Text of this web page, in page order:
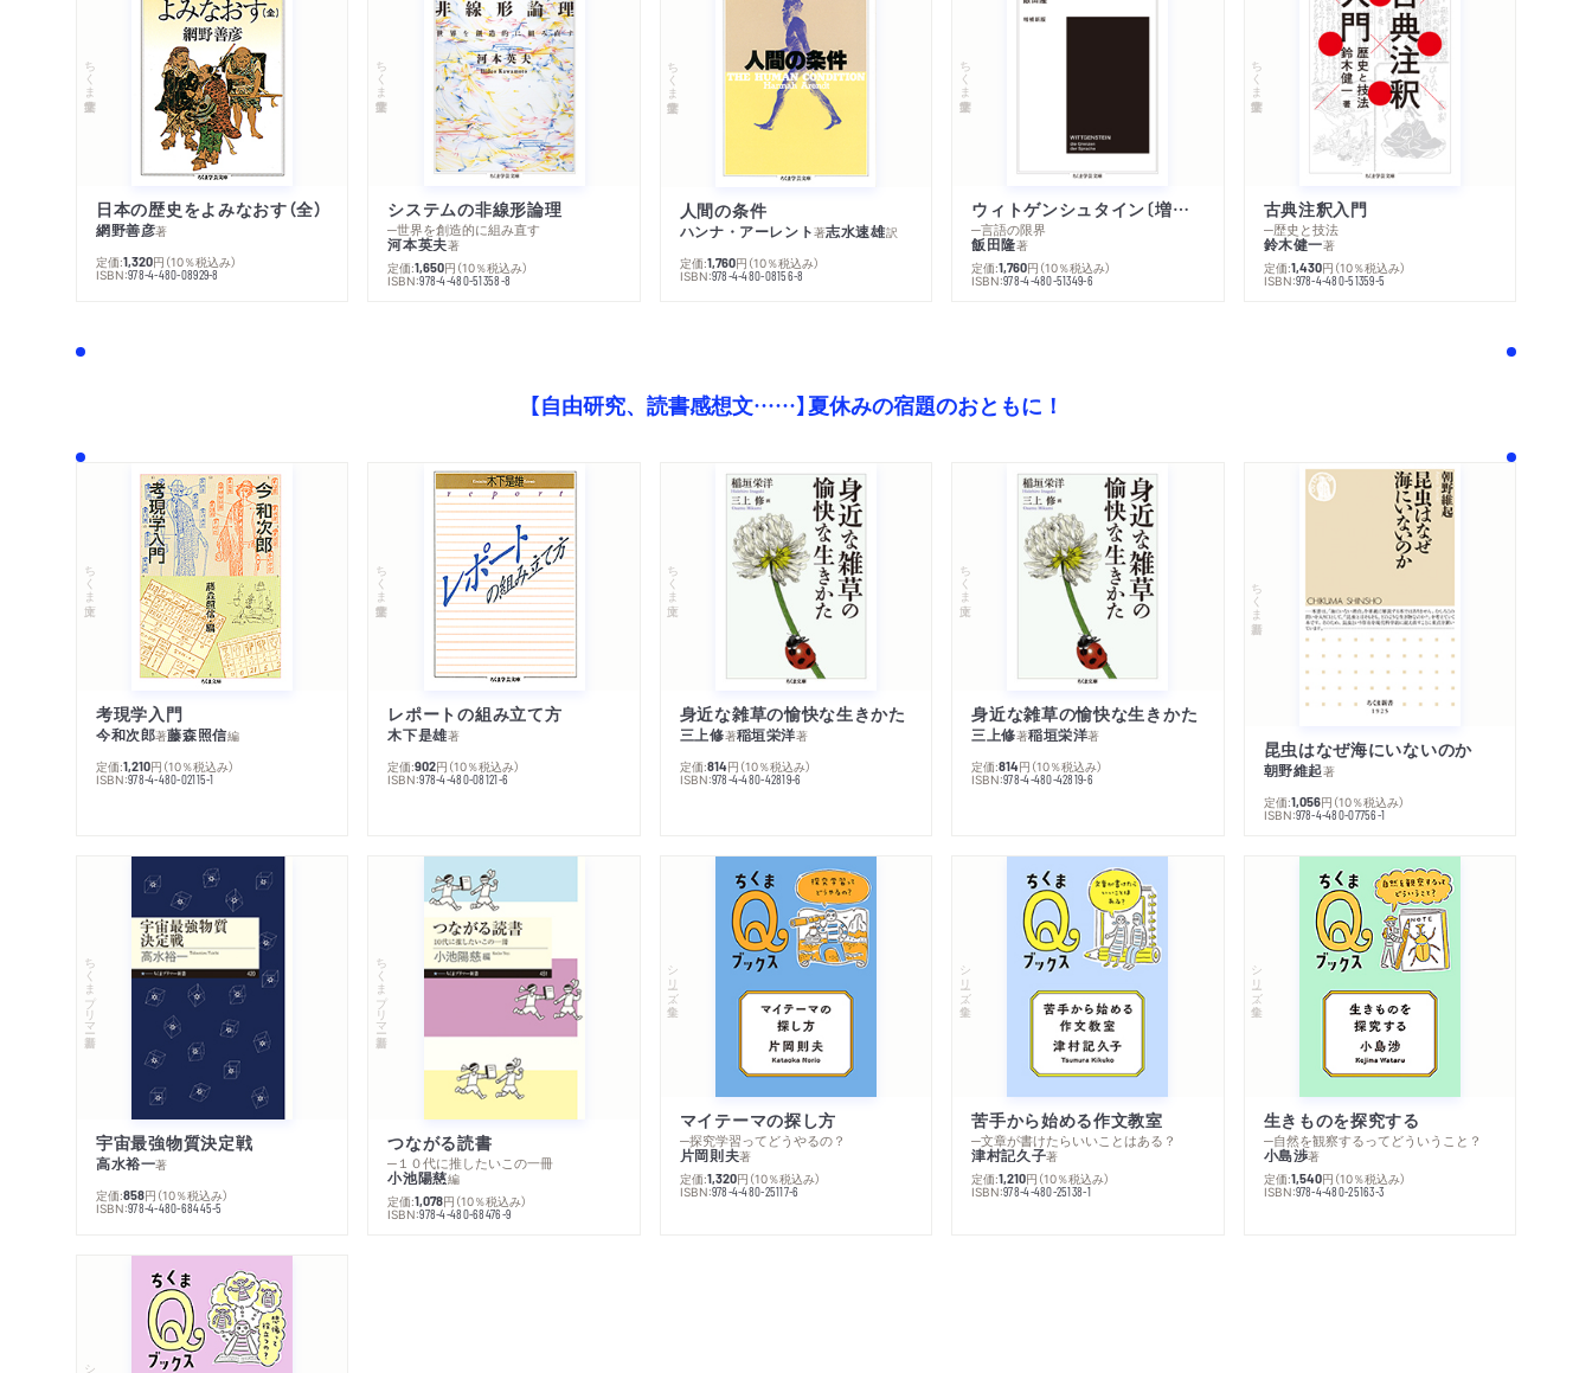
ちくま学芸文庫
日本の歴史をよみなおす（全）
網野善彦著
定価:1,320円 （10％税込み）
ISBN:978-4-480-08929-8
ちくま学芸文庫
システムの非線形論理
─世界を創造的に組み直す
河本英夫著
定価:1,650円 （10％税込み）
ISBN:978-4-480-51358-8
ちくま学芸文庫
人間の条件
ハンナ・アーレント著志水速雄訳
定価:1,760円 （10％税込み）
ISBN:978-4-480-08156-8
ちくま学芸文庫
ウィトゲンシュタイン〔増補新版〕
─言語の限界
飯田隆著
定価:1,760円 （10％税込み）
ISBN:978-4-480-51349-6
ちくま学芸文庫
古典注釈入門
─歴史と技法
鈴木健一著
定価:1,430円 （10％税込み）
ISBN:978-4-480-51359-5
【自由研究、読書感想文……】夏休みの宿題のおともに！
ちくま文庫
考現学入門
今和次郎著藤森照信編
定価:1,210円 （10％税込み）
ISBN:978-4-480-02115-1
ちくま学芸文庫
レポートの組み立て方
木下是雄著
定価:902円 （10％税込み）
ISBN:978-4-480-08121-6
ちくま文庫
身近な雑草の愉快な生きかた
三上修著稲垣栄洋著
定価:814円 （10％税込み）
ISBN:978-4-480-42819-6
ちくま文庫
身近な雑草の愉快な生きかた
三上修著稲垣栄洋著
定価:814円 （10％税込み）
ISBN:978-4-480-42819-6
ちくま新書
昆虫はなぜ海にいないのか
朝野維起著
定価:1,056円 （10％税込み）
ISBN:978-4-480-07756-1
ちくまプリマー新書
宇宙最強物質決定戦
高水裕一著
定価:858円 （10％税込み）
ISBN:978-4-480-68445-5
ちくまプリマー新書
つながる読書
─１０代に推したいこの一冊
小池陽慈編
定価:1,078円 （10％税込み）
ISBN:978-4-480-68476-9
シリーズ・全集
マイテーマの探し方
─探究学習ってどうやるの？
片岡則夫著
定価:1,320円 （10％税込み）
ISBN:978-4-480-25117-6
シリーズ・全集
苦手から始める作文教室
─文章が書けたらいいことはある？
津村記久子著
定価:1,210円 （10％税込み）
ISBN:978-4-480-25138-1
シリーズ・全集
生きものを探究する
─自然を観察するってどういうこと？
小島渉著
定価:1,540円 （10％税込み）
ISBN:978-4-480-25163-3